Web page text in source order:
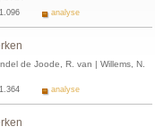
analyse
de Joode, R. van | Willems, N.
analyse